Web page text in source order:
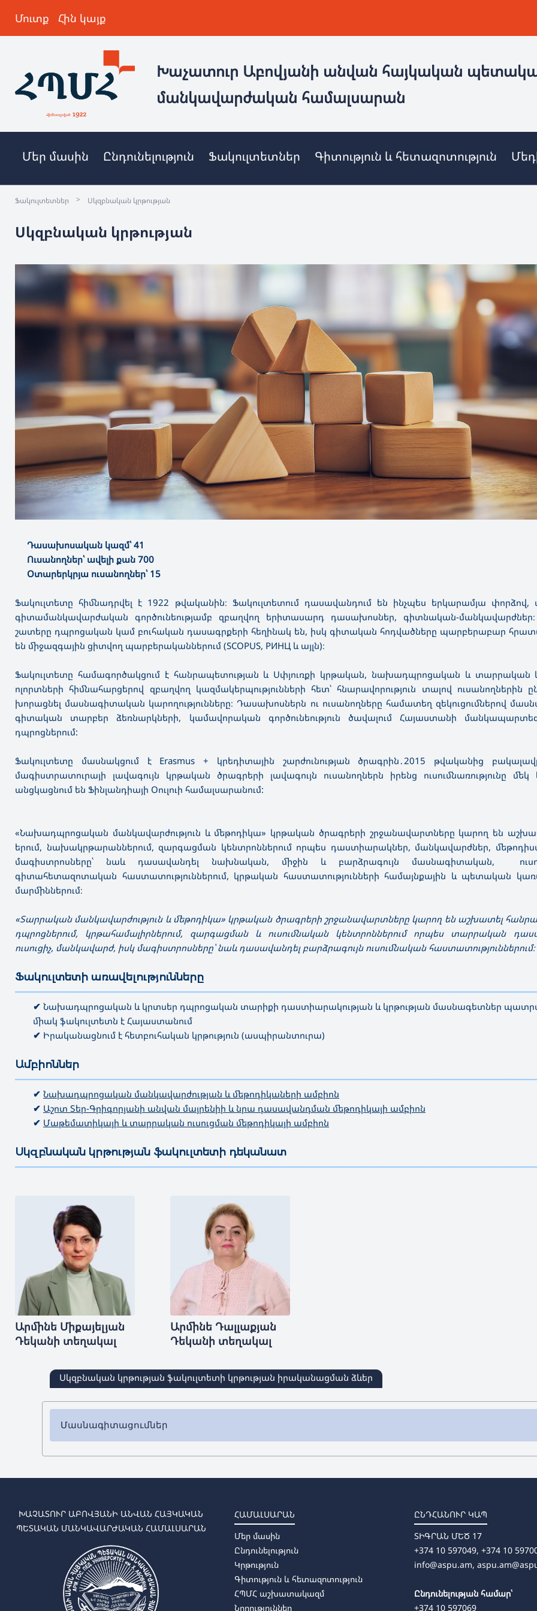
Մուտք Հին կայք
Խաչատուր Աբովյանի անվան հայկական
մանկավարժական համալսարան
Մեր մասին Ընդունելություն Ֆակուլտետներ Գիտություն և հետազոտություն
Ֆակուլտետներ > Սկզբնական կրթության
Սկզբնական կրթության
Դասախոսական կազմ՝ 41
Ուսանողներ՝ ավելի քան 700
Օտարերկրյա ուսանողներ՝ 15
Ֆակուլտետը հիմնադրվել է 1922 թվականին։ Ֆակուլտետում դասավանդում են ինչպես երկարամյա փորձով,
գիտամանկավարժական գործունեությամբ զբաղվող երիտասարդ դասախոսներ, գիտնական-
շատերը դպրոցական կամ բուհական դասագրքերի հեղինակ են, իսկ գիտական հոդվածները պարբերաբար
են միջազգային ցիտվող պարբերականներում (SCOPUS, РИНЦ և այլն)։
Ֆակուլտետը համագործակցում է հանրապետության և Սփյուռքի կրթական, նախադպրոցական և տարրական
ոլորտների հիմնահարցերով զբաղվող կազմակերպությունների հետ՝ հնարավորություն տալով ուսանողներին
խորացնել մասնագիտական կարողությունները։ Դասախոսներն ու ուսանողները համատեղ զեկուցումներով
գիտական տարբեր ձեռնարկների, կամավորական գործունեություն ծավալում Հայաստանի
դպրոցներում:
Ֆակուլտետը մասնակցում է Erasmus + կրեդիտային շարժունության ծրագրին․2015 թվականից
մագիստրատուրայի լավագույն կրթական ծրագրերի լավագույն ուսանողներն իրենց ուսումնառությունը մեկ
անցկացնում են Ֆինլանդիայի Օուլուի համալսարանում:
«Նախադպրոցական մանկավարժություն և մեթոդիկա» կրթական ծրագրերի շրջանավարտները կարող են
երում, նախակրթարաններում, զարգացման կենտրոններում որպես դաստիարակներ, մանկավարժներ,
մագիստրոսները՝ նաև դասավանդել նախնական, միջին և բարձրագույն մասնագիտական,
գիտահետազոտական հաստատություններում, կրթական հաստատությունների համայնքային և պետական
մարմիններում։
«Տարրական մանկավարժություն և մեթոդիկա» կրթական ծրագրերի շրջանավարտները կարող են աշխատել
դպրոցներում, կրթահամալիրներում, զարգացման և ուսումնական կենտրոններում որպես տարրական
ուսուցիչ, մանկավարժ, իսկ մագիստրոսները՝ նաև դասավանդել բարձրագույն ուսումնական հաստատություններում։
Ֆակուլտետի առավելությունները
————————————————————————————————————————————————————
✔ Նախադպրոցական և կրտսեր դպրոցական տարիքի դաստիարակության և կրթության մասնագետներ
միակ ֆակուլտետն է Հայաստանում
✔ Իրականացնում է հետբուհական կրթություն (ասպիրանտուրա)
Ամբիոններ
————————————————————————————————————————————————————
✔ Նախադպրոցական մանկավարժության և մեթոդիկաների ամբիոն
✔ Աշոտ Տեր-Գրիգորյանի անվան մայրենիի և նրա դասավանդման մեթոդիկայի ամբիոն
✔ Մաթեմատիկայի և տարրական ուսուցման մեթոդիկայի ամբիոն
Սկզբնական կրթության ֆակուլտետի դեկանատ
————————————————————————————————————————————————————————————————————————
Արմինե Միքայելյան
Դեկանի տեղակալ
Արմինե Դալլաքյան
Դեկանի տեղակալ
Սկզբնական կրթության ֆակուլտետի կրթության իրականացման ձևեր
Մասնագիտացումներ
✔ Բակալավրիատ
✔ Մագիստրատուրա
➜ Տարրական մանկավարժություն և մեթոդիկա (առկա, հեռակա)
Նախադպրոցական մանկավարժություն և մեթոդիկա (առկա, հեռակա)
ԽԱՉԱՏՈՒՐ ԱԲՈՎՅԱՆԻ ԱՆՎԱՆ ՀԱՅԿԱԿԱՆ
ՊԵՏԱԿԱՆ ՄԱՆԿԱՎԱՐԺԱԿԱՆ ՀԱՄԱԼՍԱՐԱՆ
ՀԱՄԱԼՍԱՐԱՆ
Մեր մասին
Ընդունելություն
Կրթություն
Գիտություն և հետազոտություն
ՀՊՄՀ աշխատակազմ
Նորություններ
ԸՆԴՀԱՆՈՒՐ ԿԱՊ
ՏԻԳՐԱՆ ՄԵԾ 17
+374 10 597049, +374 10
info@aspu.am,
Ընդունելության համար՝
+374 10 597069